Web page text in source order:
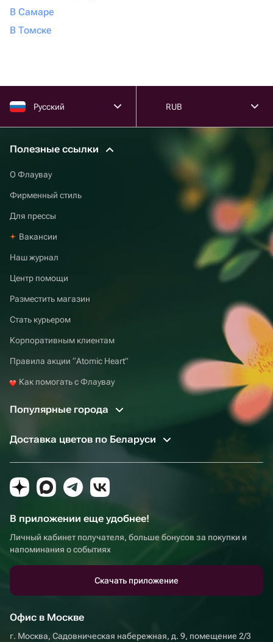
В Самаре
В Томске
Русский RUB
Полезные ссылки
О Флаувау
Фирменный стиль
Для прессы
Вакансии
Наш журнал
Центр помощи
Разместить магазин
Стать курьером
Корпоративным клиентам
Правила акции “Atomic Heart”
Как помогать с Флаувау
Популярные города
Доставка цветов по Беларуси
В приложении еще удобнее!
Личный кабинет получателя, больше бонусов за покупки и
напоминания о событиях
Скачать приложение
Офис в Москве
г. Москва, Садовническая набережная, д. 9, помещение 2/3